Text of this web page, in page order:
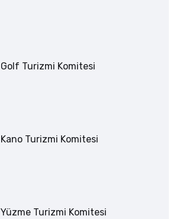
Golf Turizmi Komitesi
Kano Turizmi Komitesi
Yüzme Turizmi Komitesi